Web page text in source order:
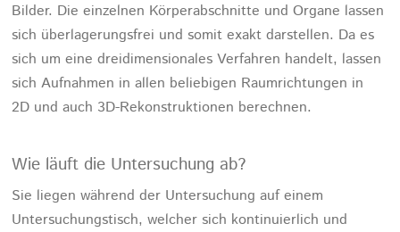
Bilder. Die einzelnen Körperabschnitte und Organe lassen
sich überlagerungsfrei und somit exakt darstellen. Da es
sich um eine dreidimensionales Verfahren handelt, lassen
sich Aufnahmen in allen beliebigen Raumrichtungen in
2D und auch 3D-Rekonstruktionen berechnen.
Wie läuft die Untersuchung ab?
Sie liegen während der Untersuchung auf einem
Untersuchungstisch, welcher sich kontinuierlich und